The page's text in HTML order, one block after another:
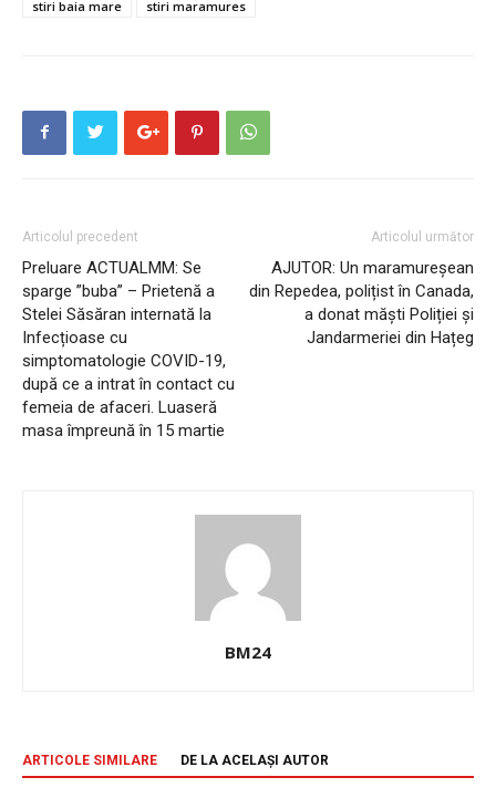
stiri baia mare stiri maramures
Articolul precedent
Preluare ACTUALMM: Se
sparge ”buba” – Prietenă a
Stelei Săsăran internată la
Infecțioase cu
simptomatologie COVID-19,
după ce a intrat în contact cu
femeia de afaceri. Luaseră
masa împreună în 15 martie
Articolul următor
AJUTOR: Un maramureșean
din Repedea, polițist în Canada,
a donat măști Poliției și
Jandarmeriei din Hațeg
BM24
ARTICOLE SIMILARE DE LA ACELAȘI AUTOR